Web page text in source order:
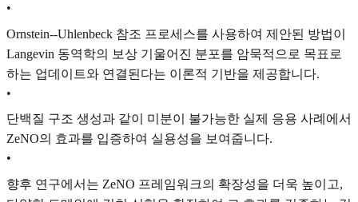
•
Ornstein--Uhlenbeck 참조 프로세스를 사용하여 제안된 방법이
Langevin 동역학의 보상 기울어진 분포를 암묵적으로 목표로
하는 업데이트와 연결된다는 이론적 기반을 제공합니다.
•
단백질 구조 생성과 같이 미분이 불가능한 실제 응용 사례에서
ZeNO의 효과를 입증하여 실용성을 보여줍니다.
•
향후 연구에서는 ZeNO 프레임워크의 확장성을 더욱 높이고,